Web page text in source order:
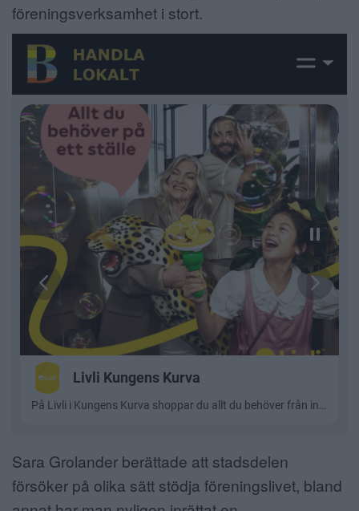
föreningsverksamhet i stort.
Sara Grolander berättade att stadsdelen
försöker på olika sätt stödja föreningslivet, bland